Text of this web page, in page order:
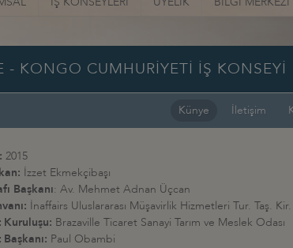
- KONGO CUMHURİYETİ İŞ KONSEYİ
Künye İletişim
2015
İzzet Ekmekçibaşı
Başkanı: Av. Mehmet Adnan Üçcan
İnaffairs Uluslararası Müşavirlik Hizmetleri Tur. Taş.
Kuruluşu: Brazaville Ticaret Sanayi Tarım ve Meslek Odası
Paul Obambi